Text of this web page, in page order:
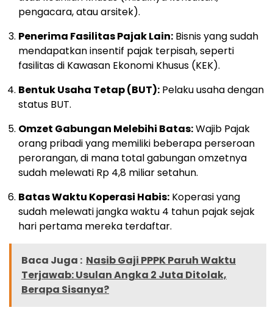
pengacara, atau arsitek).
Penerima Fasilitas Pajak Lain: Bisnis yang sudah
mendapatkan insentif pajak terpisah, seperti
fasilitas di Kawasan Ekonomi Khusus (KEK).
Bentuk Usaha Tetap (BUT): Pelaku usaha dengan
status BUT.
Omzet Gabungan Melebihi Batas:Wajib Pajak
orang pribadi yang memiliki beberapa perseroan
perorangan, di mana total gabungan omzetnya
sudah melewati Rp 4,8 miliar setahun.
Batas Waktu Koperasi Habis: Koperasi yang
sudah melewati jangka waktu 4 tahun pajak sejak
hari pertama mereka terdaftar.
Baca Juga : Nasib Gaji PPPK Paruh Waktu
Terjawab: Usulan Angka 2 Juta Ditolak,
Berapa Sisanya?